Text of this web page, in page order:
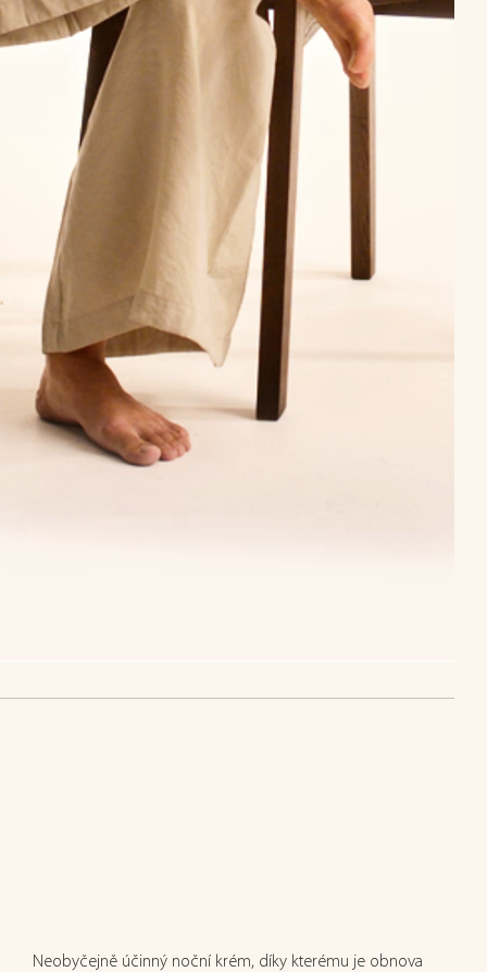
Neobyčejně účinný noční krém, díky kterému je obnova